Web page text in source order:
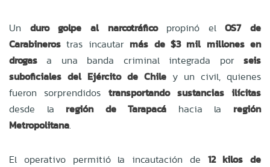
Un duro golpe al narcotráficopropinó elOS7 de
Carabineros tras incautar más de $3 mil millones en
drogas a una banda criminal integrada por seis
suboficiales del Ejército de Chile y un civil, quienes
fueron sorprendidos transportando sustancias ilícitas
desde la región de Tarapacá hacia la región
Metropolitana.
El operativo permitió la incautación de 12 kilos de